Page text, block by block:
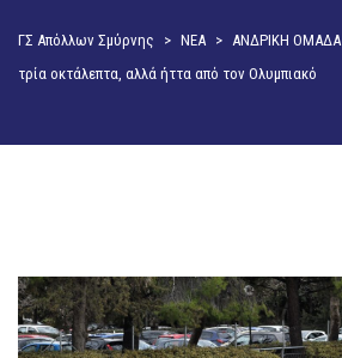
ΓΣ Απόλλων Σμύρνης > ΝΕΑ > ΑΝΔΡΙΚΗ ΟΜΑΔΑ
τρία οκτάλεπτα, αλλά ήττα από τον Ολυμπιακό